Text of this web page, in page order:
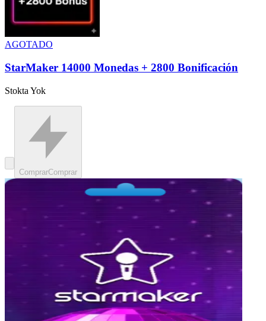
AGOTADO
StarMaker 14000 Monedas + 2800 Bonificación
Stokta Yok
ComprarComprar